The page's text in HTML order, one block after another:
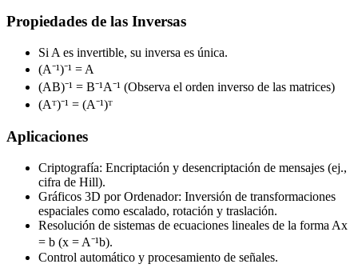
Propiedades de las Inversas
Si A es invertible, su inversa es única.
(A⁻¹)⁻¹ = A
(AB)⁻¹ = B⁻¹A⁻¹ (Observa el orden inverso de las matrices)
(Aᵀ)⁻¹ = (A⁻¹)ᵀ
Aplicaciones
Criptografía: Encriptación y desencriptación de mensajes (ej.,
cifra de Hill).
Gráficos 3D por Ordenador: Inversión de transformaciones
espaciales como escalado, rotación y traslación.
Resolución de sistemas de ecuaciones lineales de la forma Ax
= b (x = A⁻¹b).
Control automático y procesamiento de señales.